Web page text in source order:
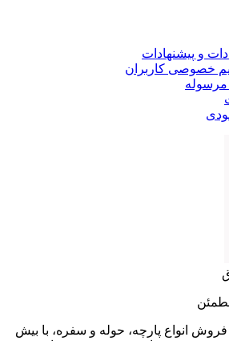
و پیشنهادات
خصوصی کاربران
فروش انواع پارچه، حوله و سفره، با بیش